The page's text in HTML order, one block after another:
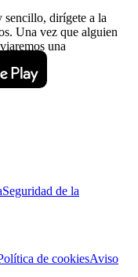
sencillo, dirígete a la
Una vez que alguien
una
Seguridad de la
de cookiesAviso